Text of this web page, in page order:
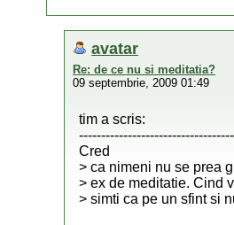
avatar
Re: de ce nu si meditatia?
09 septembrie, 2009 01:49
tim a scris:
Cred
> ca nimeni nu se prea
> ex de meditatie. Cind
> simti ca pe un sfint si